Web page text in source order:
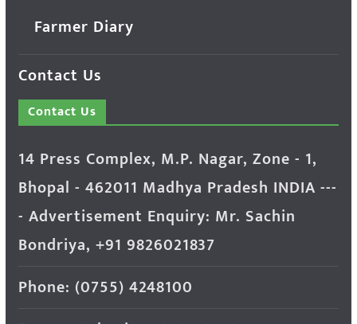
Farmer Diary
Contact Us
Contact Us
14 Press Complex, M.P. Nagar, Zone - 1,
Bhopal - 462011 Madhya Pradesh INDIA ---
- Advertisement Enquiry: Mr. Sachin
Bondriya, +91 9826021837
Phone: (0755) 4248100